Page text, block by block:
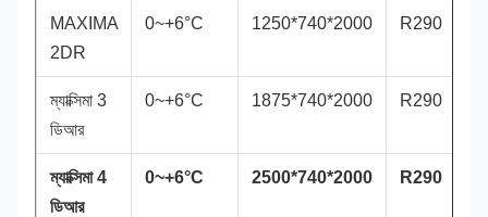
MAXIMA
2DR
0~+6°C 1250*740*2000 R290
ম্যাক্সিমা 3
ডিআর
0~+6°C 1875*740*2000 R290
ম্যাক্সিমা 4
ডিআর
0~+6°C 2500*740*2000 R290